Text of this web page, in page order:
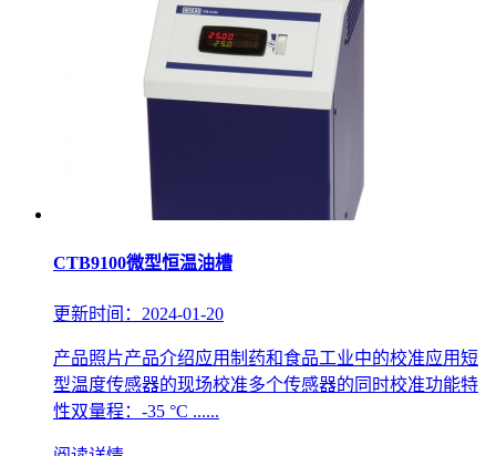
CTB9100微型恒温油槽
更新时间：2024-01-20
产品照片产品介绍应用制药和食品工业中的校准应用短
型温度传感器的现场校准多个传感器的同时校准功能特
性双量程：-35 °C ......